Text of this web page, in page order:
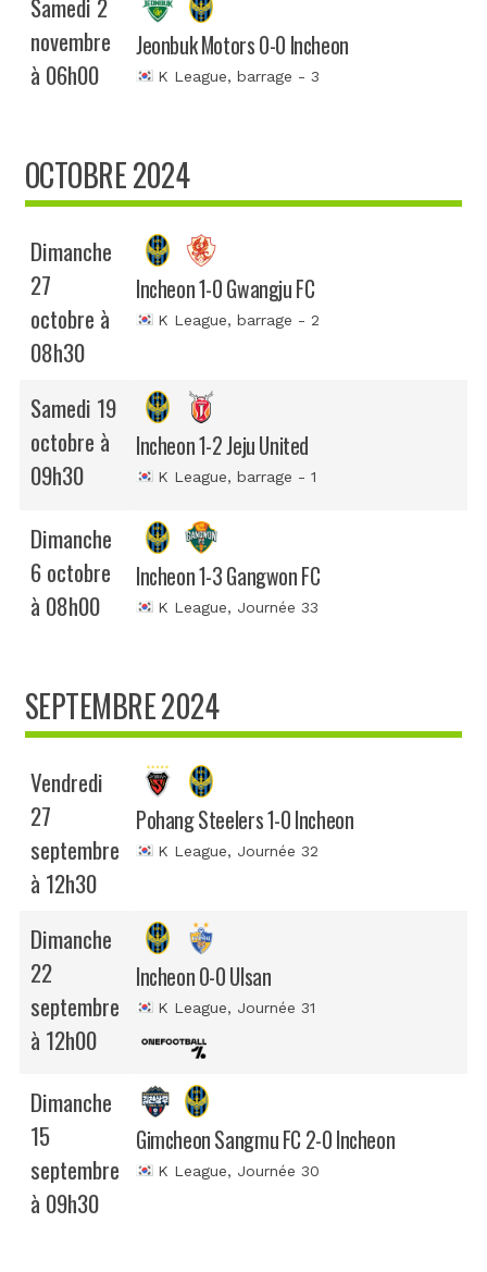
Samedi 2
novembre
à 06h00
Jeonbuk Motors 0-0 Incheon
K League, barrage - 3
OCTOBRE 2024
Dimanche
27
octobre à
08h30
Incheon 1-0 Gwangju FC
K League, barrage - 2
Samedi 19
octobre à
09h30
Incheon 1-2 Jeju United
K League, barrage - 1
Dimanche
6 octobre
à 08h00
Incheon 1-3 Gangwon FC
K League, Journée 33
SEPTEMBRE 2024
Vendredi
27
septembre
à 12h30
Pohang Steelers 1-0 Incheon
K League, Journée 32
Dimanche
22
septembre
à 12h00
Incheon 0-0 Ulsan
K League, Journée 31
Dimanche
15
septembre
à 09h30
Gimcheon Sangmu FC 2-0 Incheon
K League, Journée 30